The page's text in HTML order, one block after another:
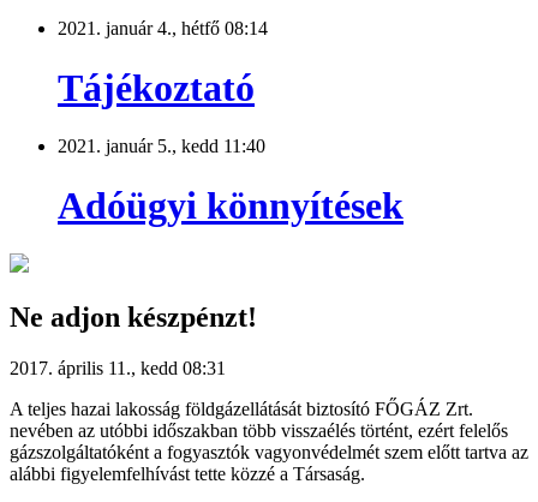
2021. január 4., hétfő 08:14
Tájékoztató
2021. január 5., kedd 11:40
Adóügyi könnyítések
Ne adjon készpénzt!
2017. április 11., kedd 08:31
A teljes hazai lakosság földgázellátását biztosító FŐGÁZ Zrt.
nevében az utóbbi időszakban több visszaélés történt, ezért felelős
gázszolgáltatóként a fogyasztók vagyonvédelmét szem előtt tartva az
alábbi figyelemfelhívást tette közzé a Társaság.